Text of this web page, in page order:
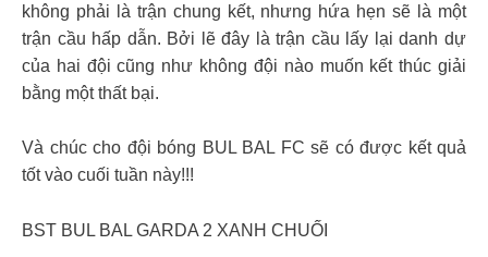
không phải là trận chung kết, nhưng hứa hẹn sẽ là một
trận cầu hấp dẫn. Bởi lẽ đây là trận cầu lấy lại danh dự
của hai đội cũng như không đội nào muốn kết thúc giải
bằng một thất bại.
Và chúc cho đội bóng BUL BAL FC sẽ có được kết quả
tốt vào cuối tuần này!!!
BST BUL BAL GARDA 2 XANH CHUỐI